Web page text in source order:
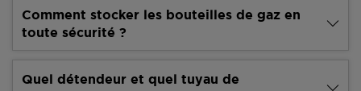
Comment stocker les bouteilles de gaz en
toute sécurité ?
Quel détendeur et quel tuyau de